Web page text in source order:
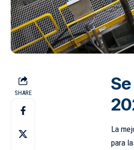
SHARE
La
para